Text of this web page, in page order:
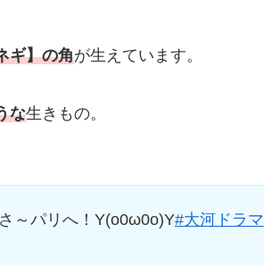
ギ】の角が生えています。
な生きもの。
～パリへ！Y(o0ω0o)Y#大河ドラマ